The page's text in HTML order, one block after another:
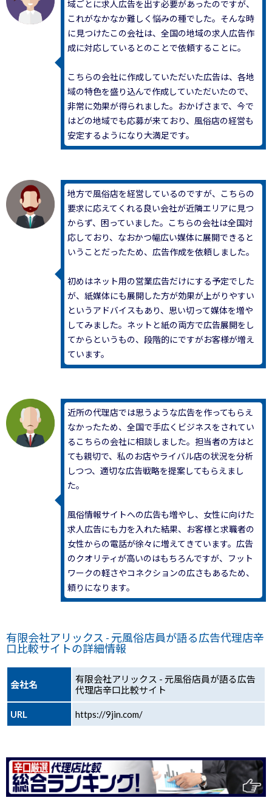
域ごとに求人広告を出す必要があったのですが、
これがなかなか難しく悩みの種でした。そんな時
に見つけたこの会社は、全国の地域の求人広告作
成に対応しているとのことで依頼することに。
こちらの会社に作成していただいた広告は、各地
域の特色を盛り込んで作成していただいたので、
非常に効果が得られました。おかげさまで、今で
はどの地域でも応募が来ており、風俗店の経営も
安定するようになり大満足です。
地方で風俗店を経営しているのですが、こちらの
要求に応えてくれる良い会社が近隣エリアに見つ
からず、困っていました。こちらの会社は全国対
応しており、なおかつ幅広い媒体に展開できると
いうことだったため、広告作成を依頼しました。
初めはネット用の営業広告だけにする予定でした
が、紙媒体にも展開した方が効果が上がりやすい
というアドバイスもあり、思い切って媒体を増や
してみました。ネットと紙の両方で広告展開をし
てからというもの、段階的にですがお客様が増え
ています。
近所の代理店では思うような広告を作ってもらえ
なかったため、全国で手広くビジネスをされてい
るこちらの会社に相談しました。担当者の方はと
ても親切で、私のお店やライバル店の状況を分析
しつつ、適切な広告戦略を提案してもらえまし
た。
風俗情報サイトへの広告も増やし、女性に向けた
求人広告にも力を入れた結果、お客様と求職者の
女性からの電話が徐々に増えてきています。広告
のクオリティが高いのはもちろんですが、フット
ワークの軽さやコネクションの広さもあるため、
頼りになります。
有限会社アリックス - 元風俗店員が語る広告代理店辛
口比較サイトの詳細情報
会社名
有限会社アリックス - 元風俗店員が語る広告
代理店辛口比較サイト
URL https://9jin.com/